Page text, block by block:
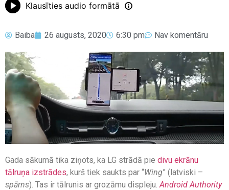
Klausīties audio formātā
Baiba 26 augusts, 2020 6:30 pm Nav komentāru
Gada sākumā tika ziņots, ka LG strādā pie divu ekrānu
tālruņa izstrādes, kurš tiek saukts par “Wing” (latviski –
spārns). Tas ir tālrunis ar grozāmu displeju.Android Authority